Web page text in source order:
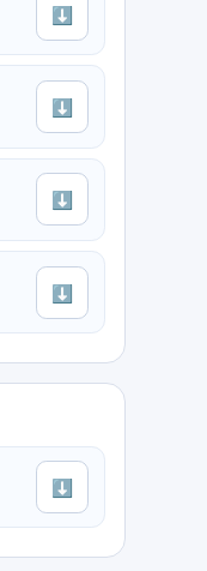
⬇
⬇
⬇
⬇
⬇